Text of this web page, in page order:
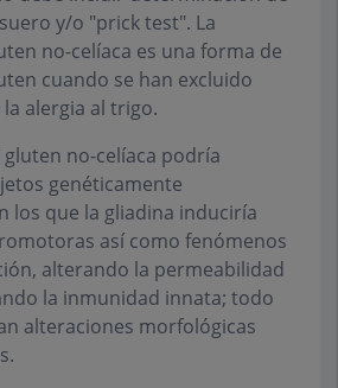
y/o "prick test". La
no-celíaca es una forma de
cuando se han excluido
alergia al trigo.
no-celíaca podría
genéticamente
los que la gliadina induciría
así como fenómenos
alterando la permeabilidad
la inmunidad innata; todo
alteraciones morfológicas